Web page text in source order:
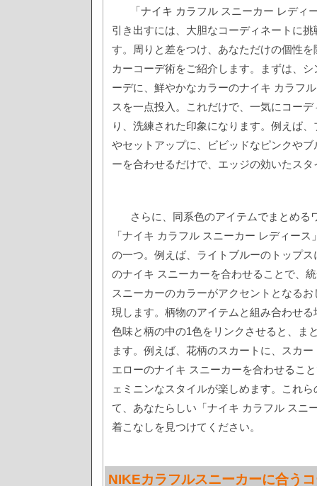
「ナイキ カラフル スニーカー レディ
引き出すには、大胆なコーディネートに
す。周りと差をつけ、あなただけの個性
カーコーデ術をご紹介します。まずは、
ーデに、鮮やかなカラーのナイキ カラフ
スを一点投入。これだけで、一気にコー
り、洗練された印象になります。例えば
やセットアップに、ビビッドなピンクや
ーを合わせるだけで、エッジの効いたス
さらに、同系色のアイテムでまとめる
「ナイキ カラフル スニーカー レディー
の一つ。例えば、ライトブルーのトップ
のナイキ スニーカーを合わせることで、
スニーカーのカラーがアクセントとなる
現します。柄物のアイテムと組み合わせ
色味と柄の中の1色をリンクさせると、ま
ます。例えば、花柄のスカートに、スカ
エローのナイキ スニーカーを合わせるこ
ェミニンなスタイルが楽しめます。これ
て、あなたらしい「ナイキ カラフル スニ
着こなしを見つけてください。
NIKEカラフルスニーカーに合う